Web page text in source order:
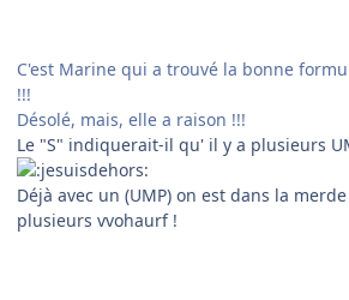
C'est Marine qui a trouvé la bonne
!!!
Désolé, mais, elle a raison !!!
Le "S" indiquerait-il qu' il y a plusieurs
Déjà avec un (UMP) on est dans la
plusieurs vvohaurf !